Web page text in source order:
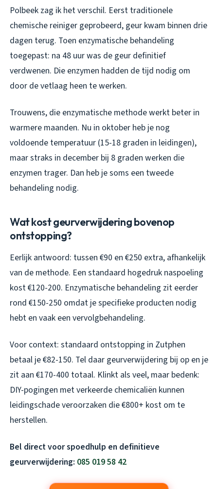
Polbeek zag ik het verschil. Eerst traditionele
chemische reiniger geprobeerd, geur kwam binnen drie
dagen terug. Toen enzymatische behandeling
toegepast: na 48 uur was de geur definitief
verdwenen. Die enzymen hadden de tijd nodig om
door de vetlaag heen te werken.
Trouwens, die enzymatische methode werkt beter in
warmere maanden. Nu in oktober heb je nog
voldoende temperatuur (15-18 graden in leidingen),
maar straks in december bij 8 graden werken die
enzymen trager. Dan heb je soms een tweede
behandeling nodig.
Wat kost geurverwijdering bovenop
ontstopping?
Eerlijk antwoord: tussen €90 en €250 extra, afhankelijk
van de methode. Een standaard hogedruk naspoeling
kost €120-200. Enzymatische behandeling zit eerder
rond €150-250 omdat je specifieke producten nodig
hebt en vaak een vervolgbehandeling.
Voor context: standaard ontstopping in Zutphen
betaal je €82-150. Tel daar geurverwijdering bij op en je
zit aan €170-400 totaal. Klinkt als veel, maar bedenk:
DIY-pogingen met verkeerde chemicaliën kunnen
leidingschade veroorzaken die €800+ kost om te
herstellen.
Bel direct voor spoedhulp en definitieve
geurverwijdering: 085 019 58 42